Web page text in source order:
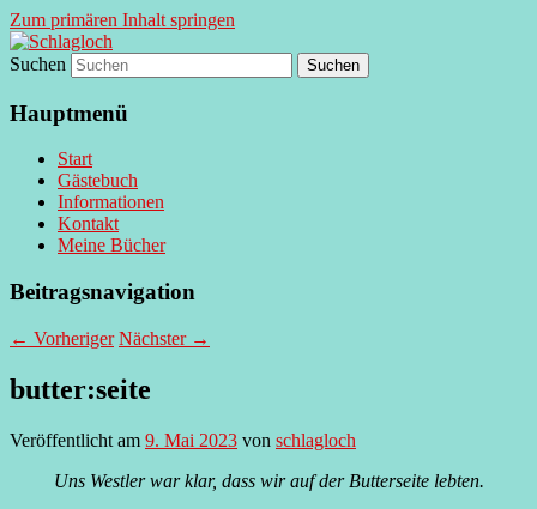
Zum primären Inhalt springen
Schlagloch
supersberger taggedanken
Suchen
Hauptmenü
Start
Gästebuch
Informationen
Kontakt
Meine Bücher
Beitragsnavigation
← Vorheriger Nächster →
butter:seite
Veröffentlicht am 9. Mai 2023 von schlagloch
Uns Westler war klar, dass wir auf der Butterseite lebten.